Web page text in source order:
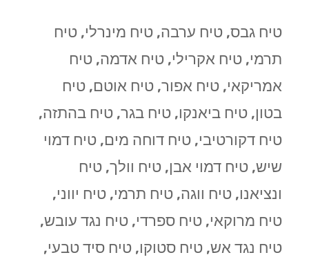
טיח גבס, טיח ערבה, טיח מינרלי, טיח
תרמי, טיח אקרילי, טיח אדמה, טיח
אמריקאי, טיח אפור, טיח אוטם, טיח
בטון, טיח ביאנקו, טיח בגר, טיח בהתזה,
טיח דקורטיבי, טיח דוחה מים, טיח דמוי
שיש, טיח דמוי אבן, טיח וולך, טיח
ונציאנו, טיח ווגה, טיח תרמי, טיח יווני,
טיח מרוקאי, טיח ספרדי, טיח נגד עובש,
טיח נגד אש, טיח סטוקו, טיח סיד טבעי,